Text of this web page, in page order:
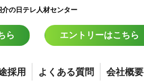
の日テレ人材センター
ら エントリーはこちら
採用 よくある質問 会社概要